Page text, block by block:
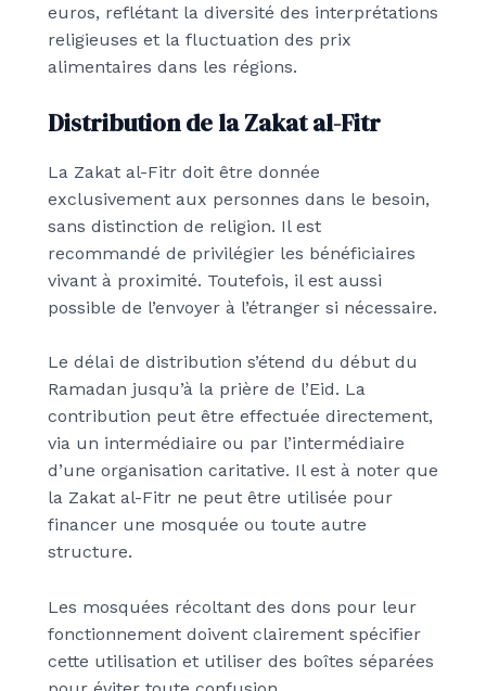
euros, reflétant la diversité des interprétations
religieuses et la fluctuation des prix
alimentaires dans les régions.
Distribution de la Zakat al-Fitr
La Zakat al-Fitr doit être donnée
exclusivement aux personnes dans le besoin,
sans distinction de religion. Il est
recommandé de privilégier les bénéficiaires
vivant à proximité. Toutefois, il est aussi
possible de l’envoyer à l’étranger si nécessaire.
Le délai de distribution s’étend du début du
Ramadan jusqu’à la prière de l’Eid. La
contribution peut être effectuée directement,
via un intermédiaire ou par l’intermédiaire
d’une organisation caritative. Il est à noter que
la Zakat al-Fitr ne peut être utilisée pour
financer une mosquée ou toute autre
structure.
Les mosquées récoltant des dons pour leur
fonctionnement doivent clairement spécifier
cette utilisation et utiliser des boîtes séparées